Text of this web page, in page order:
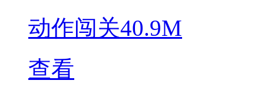
动作闯关40.9M
查看